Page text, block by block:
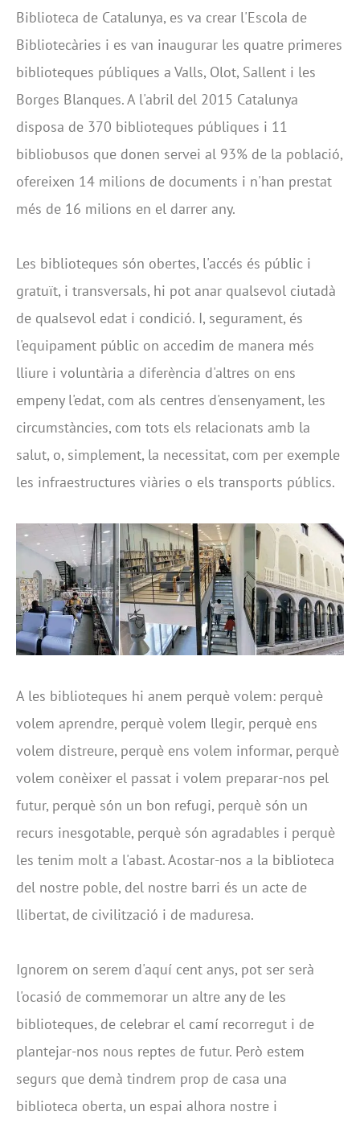
Biblioteca de Catalunya, es va crear l'Escola de
Bibliotecàries i es van inaugurar les quatre primeres
biblioteques públiques a Valls, Olot, Sallent i les
Borges Blanques. A l'abril del 2015 Catalunya
disposa de 370 biblioteques públiques i 11
bibliobusos que donen servei al 93% de la població,
ofereixen 14 milions de documents i n'han prestat
més de 16 milions en el darrer any.
Les biblioteques són obertes, l'accés és públic i
gratuït, i transversals, hi pot anar qualsevol ciutadà
de qualsevol edat i condició. I, segurament, és
l'equipament públic on accedim de manera més
lliure i voluntària a diferència d'altres on ens
empeny l'edat, com als centres d'ensenyament, les
circumstàncies, com tots els relacionats amb la
salut, o, simplement, la necessitat, com per exemple
les infraestructures viàries o els transports públics.
A les biblioteques hi anem perquè volem: perquè
volem aprendre, perquè volem llegir, perquè ens
volem distreure, perquè ens volem informar, perquè
volem conèixer el passat i volem preparar-nos pel
futur, perquè són un bon refugi, perquè són un
recurs inesgotable, perquè són agradables i perquè
les tenim molt a l'abast. Acostar-nos a la biblioteca
del nostre poble, del nostre barri és un acte de
llibertat, de civilització i de maduresa.
Ignorem on serem d'aquí cent anys, pot ser serà
l'ocasió de commemorar un altre any de les
biblioteques, de celebrar el camí recorregut i de
plantejar-nos nous reptes de futur. Però estem
segurs que demà tindrem prop de casa una
biblioteca oberta, un espai alhora nostre i